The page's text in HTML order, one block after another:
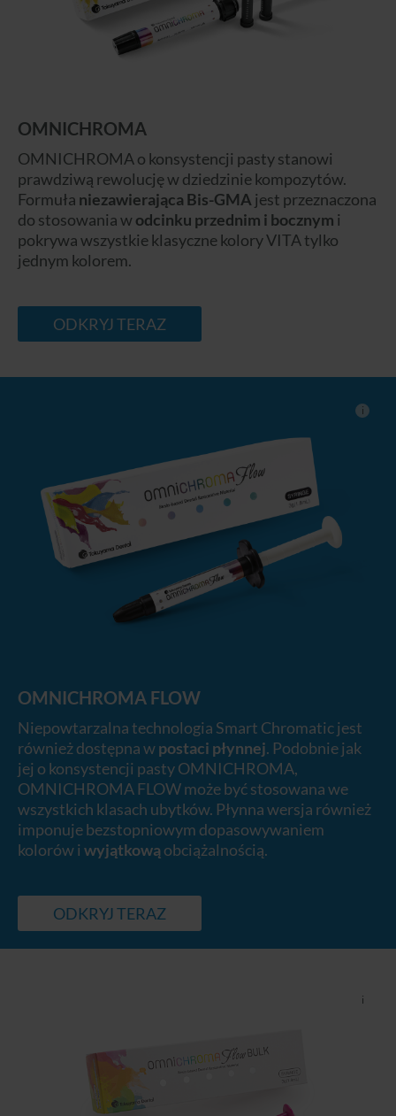
OMNICHROMA
OMNICHROMA o konsystencji pasty stanowi
prawdziwą rewolucję w dziedzinie kompozytów.
Formuła niezawierająca Bis-GMA jest przeznaczona
do stosowania w odcinku przednim i bocznym i
pokrywa wszystkie klasyczne kolory VITA tylko
jednym kolorem.
ODKRYJ TERAZ
i
OMNICHROMA FLOW
Niepowtarzalna technologia Smart Chromatic jest
również dostępna wpostaci płynnej. Podobnie jak
jej o konsystencji pasty OMNICHROMA,
OMNICHROMA FLOW może być stosowana we
wszystkich klasach ubytków. Płynna wersja również
imponuje bezstopniowym dopasowywaniem
kolorów i wyjątkowąobciążalnością.
ODKRYJ TERAZ
i